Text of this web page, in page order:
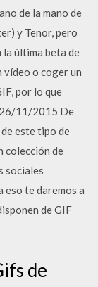
de la mano de
y Tenor, pero
la última beta de
vídeo o coger un
por lo que
26/11/2015 De
este tipo de
colección de
sociales
eso te daremos a
de GIF
de